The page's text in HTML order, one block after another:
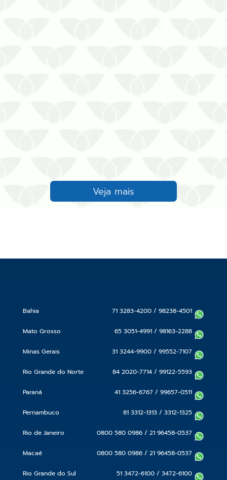
Veja mais
Bahia 71 3283-4200 /98238-4501
Mato Grosso 65 3051-4991 /98163-2288
Minas Gerais 31 3244-9900 /99552-7107
Rio Grande do Norte 84 2020-7714 /99122-5593
Paraná 41 3256-6767 /99657-0511
Pernambuco 81 3312-1313 /3312-1325
Rio de Janeiro 0800 580 0986 /21 96458-0537
Macaé 0800 580 0986 /21 96458-0537
Rio Grande do Sul 51 3472-6100 /3472-6100